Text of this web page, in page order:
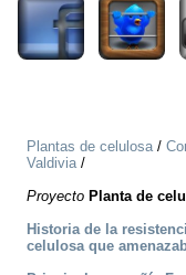
Plantas de celulosa/
Valdivia/
Proyecto Planta de
Historia de la
celulosa que